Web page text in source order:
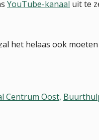
YouTube-kanaal uit te
het helaas ook
Centrum Oost,